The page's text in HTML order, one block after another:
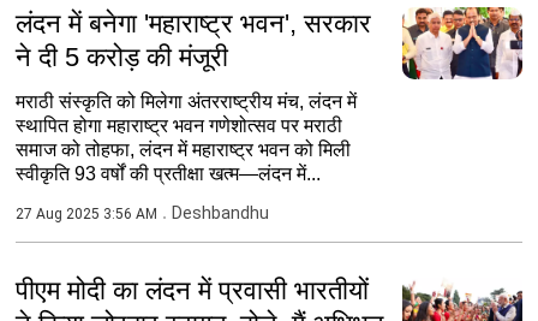
लंदन में बनेगा 'महाराष्ट्र भवन', सरकार
ने दी 5 करोड़ की मंजूरी
मराठी संस्कृति को मिलेगा अंतरराष्ट्रीय मंच, लंदन में
स्थापित होगा महाराष्ट्र भवन गणेशोत्सव पर मराठी
समाज को तोहफा, लंदन में महाराष्ट्र भवन को मिली
स्वीकृति 93 वर्षों की प्रतीक्षा खत्म—लंदन में...
27 Aug 2025 3:56 AM Deshbandhu
पीएम मोदी का लंदन में प्रवासी भारतीयों